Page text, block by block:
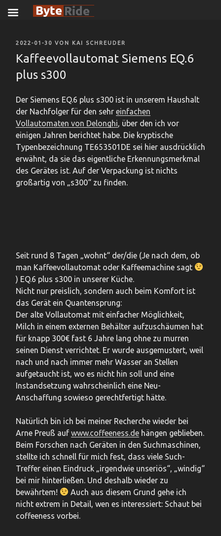
VERÖFFENTLICHT
AM
2022-01-30 VON KAI SCHREUDER
Kaffeevollautomat Siemens EQ.6
plus s300
Der Siemens EQ.6 plus s300 ist in unserem Haushalt
der Nachfolger für den sehr einfachen
Vollautomaten von Delonghi, über den ich vor
einigen Jahren berichtet habe. Die kryptische
Typenbezeichnung TE653501DE sei hier ausdrücklich
erwähnt, da sie das eigentliche Erkennungsmerkmal
des Gerätes ist. Auf der Verpackung ist nichts
großartig von „s300“ zu finden.
Seit rund 8 Tagen „wohnt“ der/die (Je nach dem, ob
man Kaffeevollautomat oder Kaffeemachine sagt
) EQ.6 plus s300 in unserer Küche.
Nicht nur preislich, sondern auch beim Komfort ist
das Gerät ein Quantensprung:
Der alte Vollautomat mit einfacher Möglichkeit,
Milch in einem externen Behälter aufzuschäumen hat
für knapp 300€ fast 6 Jahre lang ohne zu murren
seinen Dienst verrichtet. Er wurde ausgemustert, weil
nach und nach immer mehr Wasser an Stellen
aufgetaucht ist, wo es nicht hin soll und eine
Instandsetzung wahrscheinlich eine Neu-
Anschaffung sowieso gerechtfertigt hätte.
Natürlich bin ich bei meiner Recherche wieder bei
Arne Preuß auf www.coffeeness.de hängen geblieben.
Beim Forschen nach Geräten in den Suchmaschinen,
stellte ich schnell für mich fest, dass viele Such-
Treffer einen Eindruck „irgendwie unseriös“, „windig“
bei mir hinterließen. Und deshalb wieder zu
bewährtem!
Auch aus diesem Grund gehe ich
nicht extrem in Detail, wen es interessiert: Schaut bei
coffeeness vorbei.